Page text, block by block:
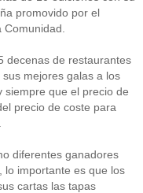
promovido por el
decenas de restaurantes
mejores galas a los
siempre que el precio de
precio de coste para
diferentes ganadores
lo importante es que los
cartas las tapas